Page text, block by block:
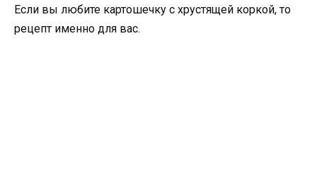
Если вы любите картошечку с хрустящей коркой, то
рецепт именно для вас.